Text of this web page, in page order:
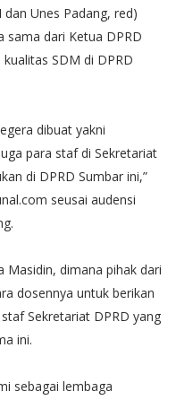
Unes Padang, red)
sama dari Ketua DPRD
SDM di DPRD
dibuat yakni
para staf di Sekretariat
di DPRD Sumbar ini,”
seusai audensi
Masidin, dimana pihak dari
dosennya untuk berikan
Sekretariat DPRD yang
ini.
sebagai lembaga